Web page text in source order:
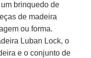
brinquedo de
de madeira
ou forma.
Luban Lock, o
e o conjunto de